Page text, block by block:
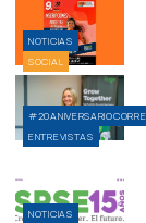
NOTICIAS
SOCIAL
ENTREVISTAS
NOTICIAS